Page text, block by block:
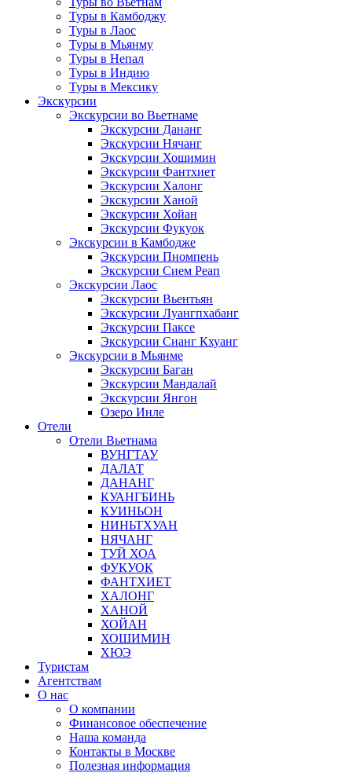
Туры в Камбоджу
Туры в Лаос
Туры в Мьянму
Туры в Непал
Туры в Индию
Туры в Мексику
Экскурсии
Экскурсии во Вьетнаме
Экскурсии Дананг
Экскурсии Нячанг
Экскурсии Хошимин
Экскурсии Фантхиет
Экскурсии Халонг
Экскурсии Ханой
Экскурсии Хойан
Экскурсии Фукуок
Экскурсии в Камбодже
Экскурсии Пномпень
Экскурсии Сием Реап
Экскурсии Лаос
Экскурсии Вьентьян
Экскурсии Луангпхабанг
Экскурсии Паксе
Экскурсии Сианг Кхуанг
Экскурсии в Мьянме
Экскурсии Баган
Экскурсии Мандалай
Экскурсии Янгон
Озеро Инле
Отели
Отели Вьетнама
ВУНГТАУ
ДАЛАТ
ДАНАНГ
КУАНГБИНЬ
КУИНЬОН
НИНЬТХУАН
НЯЧАНГ
ТУЙ ХОА
ФУКУОК
ФАНТХИЕТ
ХАЛОНГ
ХАНОЙ
ХОЙАН
ХОШИМИН
ХЮЭ
Туристам
Агентствам
О нас
О компании
Финансовое обеспечение
Наша команда
Контакты в Москве
Полезная информация